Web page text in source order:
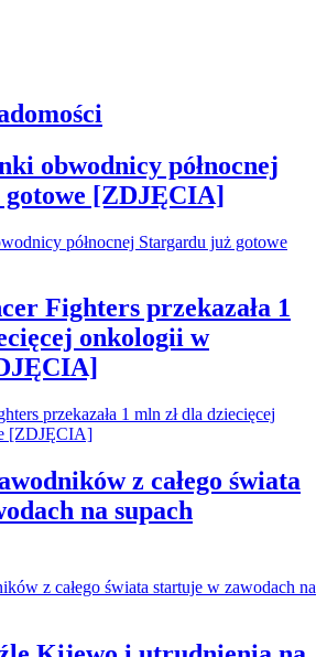
obwodnicy północnej
[ZDJĘCIA]
Fighters przekazała 1
onkologii w
z całego świata
na supach